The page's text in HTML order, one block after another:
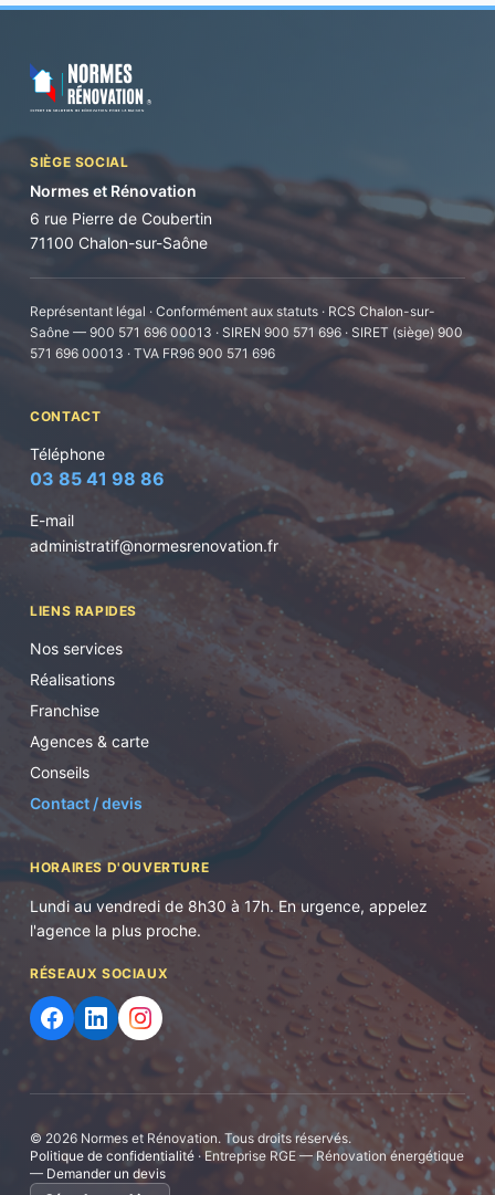
SIÈGE SOCIAL
Normes et Rénovation
6 rue Pierre de Coubertin
71100 Chalon-sur-Saône
Représentant légal · Conformément aux statuts · RCS Chalon-sur-
Saône — 900 571 696 00013 · SIREN 900 571 696 · SIRET (siège) 900
571 696 00013 · TVA FR96 900 571 696
CONTACT
Téléphone
03 85 41 98 86
E-mail
administratif@normesrenovation.fr
LIENS RAPIDES
Nos services
Réalisations
Franchise
Agences & carte
Conseils
Contact / devis
HORAIRES D'OUVERTURE
Lundi au vendredi de 8h30 à 17h. En urgence, appelez
l'agence la plus proche.
RÉSEAUX SOCIAUX
©2026 Normes et Rénovation. Tous droits réservés.
Politique de confidentialité · Entreprise RGE — Rénovation énergétique
— Demander un devis